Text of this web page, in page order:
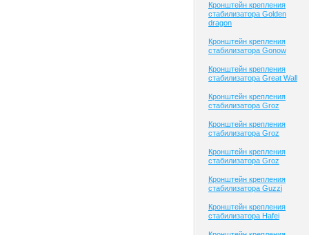
Кронштейн крепления
стабилизатора Golden
dragon
Кронштейн крепления
стабилизатора Gonow
Кронштейн крепления
стабилизатора Great Wall
Кронштейн крепления
стабилизатора Groz
Кронштейн крепления
стабилизатора Groz
Кронштейн крепления
стабилизатора Groz
Кронштейн крепления
стабилизатора Guzzi
Кронштейн крепления
стабилизатора Hafei